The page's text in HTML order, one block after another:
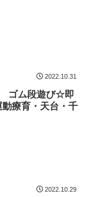
2022.10.31
ゴム段遊び☆即
療育・天台・千
2022.10.29